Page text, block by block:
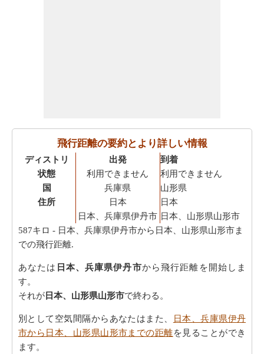
飛行距離の要約とより詳しい情報
ディストリ
状態
国
住所
出発
利用できません
兵庫県
日本
日本、兵庫県伊丹市
到着
利用できません
山形県
日本
日本、山形県山形市
587キロ - 日本、兵庫県伊丹市から日本、山形県山形市ま
での飛行距離.
あなたは 日本、兵庫県伊丹市から飛行距離を開始しま
す。
それが 日本、山形県山形市で終わる。
別として空気間隔からあなたはまた、
日本、兵庫県伊丹
市から日本、山形県山形市までの距離を見ることができ
ます。